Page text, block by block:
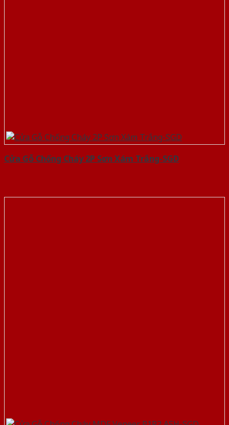
Cửa Gỗ Chống Cháy 2P Sơn Xám Trắng-SGD